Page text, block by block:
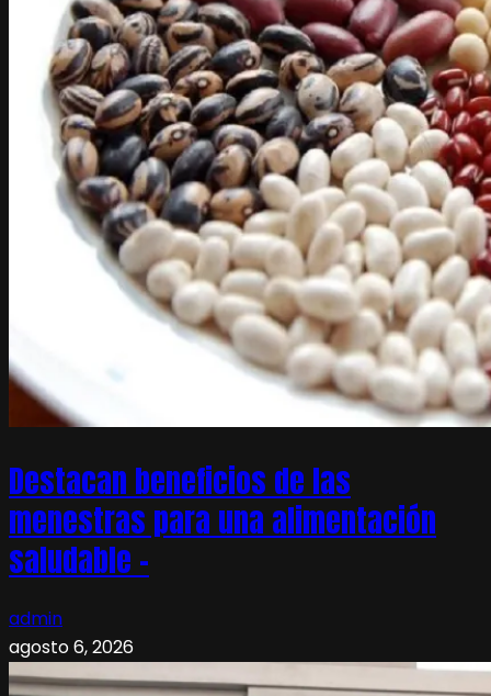
Destacan beneficios de las
menestras para una alimentación
saludable –
admin
agosto 6, 2026